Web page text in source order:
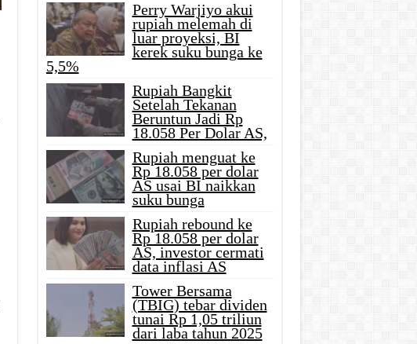
Perry Warjiyo akui
rupiah melemah di
luar proyeksi, BI
kerek suku bunga ke
5,5%
Rupiah Bangkit
Setelah Tekanan
Beruntun Jadi Rp
18.058 Per Dolar AS,
Rupiah menguat ke
Rp 18.058 per dolar
AS usai BI naikkan
suku bunga
Rupiah rebound ke
Rp 18.058 per dolar
AS, investor cermati
data inflasi AS
Tower Bersama
(TBIG) tebar dividen
tunai Rp 1,05 triliun
dari laba tahun 2025